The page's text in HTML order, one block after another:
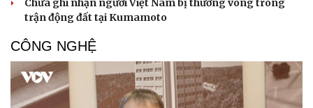
Chưa ghi nhận người Việt Nam bị thương vong trong
trận động đất tại Kumamoto
CÔNG NGHỆ